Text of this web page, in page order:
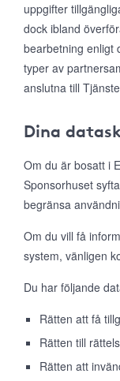
uppgifter
dock ibland
bearbetning enligt
typer av
anslutna till
Dina
Om du är bosatt i
Sponsorhuset
begränsa
Om du vill få
system, vänligen
Du har följande
Rätten att få
Rätten till
Rätten att